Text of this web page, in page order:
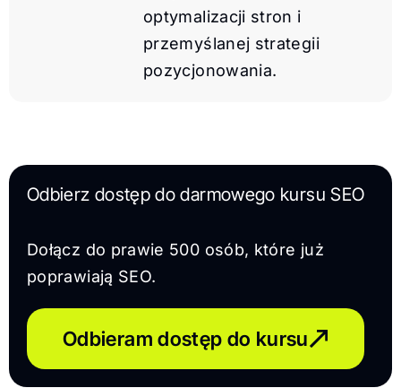
optymalizacji stron i
przemyślanej strategii
pozycjonowania.
Odbierz dostęp do darmowego kursu SEO
Dołącz do prawie 500 osób, które już
poprawiają SEO.
Odbieram dostęp do kursu